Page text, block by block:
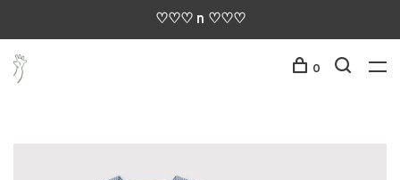
♡♡♡ n ♡♡♡
0